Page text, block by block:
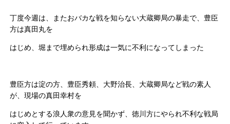
丁度今週は、またおバカな戦を知らない大蔵卿局の暴走で、豊臣
方は真田丸を
はじめ、堀まで埋められ形成は一気に不利になってしまった
豊臣方は淀の方、豊臣秀頼、大野治長、大蔵卿局など戦の素人
が、現場の真田幸村を
はじめとする浪人衆の意見を聞かず、徳川方にやられ不利な戦局